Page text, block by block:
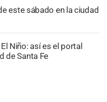
este sábado en la ciudad
Niño: así es el portal
de Santa Fe